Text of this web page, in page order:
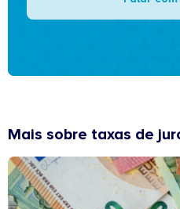
Mais sobre taxas de